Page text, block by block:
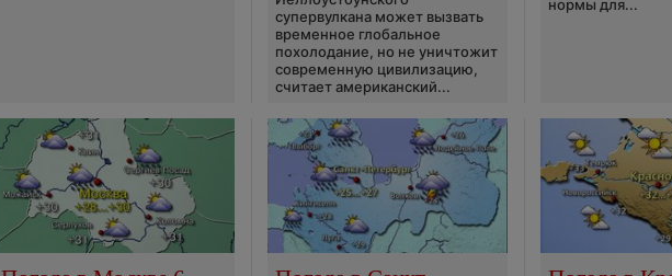
супервулкана может вызвать
временное глобальное
похолодание, но не уничтожит
современную цивилизацию,
считает американский...
нормы для...